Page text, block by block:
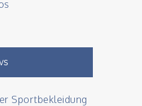
Sportbekleidung